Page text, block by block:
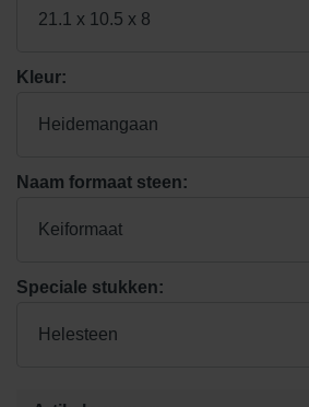
21.1 x 10.5 x 8
Kleur:
Heidemangaan
Naam formaat steen:
Keiformaat
Speciale stukken:
Helesteen